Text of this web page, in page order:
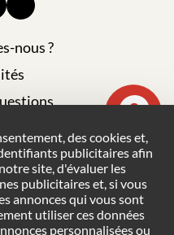
nous ?
site
de vente
des cookies et,
publicitaires afin
site, d'évaluer les
publicitaires et, si vous
annonces qui vous sont
utiliser ces données
personnalisées ou